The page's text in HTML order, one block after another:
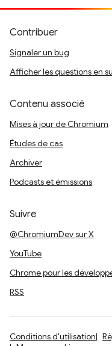
Contribuer
Signaler un bug
Afficher les questions en
Contenu associé
Mises à jour de Chromium
Études de cas
Archiver
Podcasts et émissions
Suivre
@ChromiumDev sur X
YouTube
Chrome pour les
RSS
Conditions d'utilisation